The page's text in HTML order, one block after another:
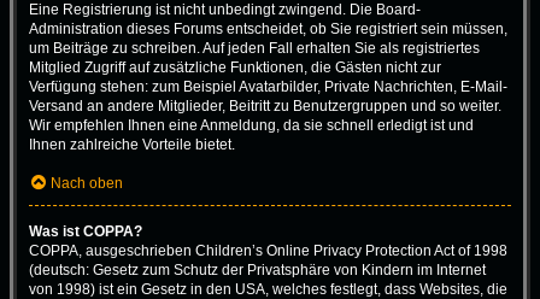
Eine Registrierung ist nicht unbedingt zwingend. Die Board-
Administration dieses Forums entscheidet, ob Sie registriert sein müssen,
um Beiträge zu schreiben. Auf jeden Fall erhalten Sie als registriertes
Mitglied Zugriff auf zusätzliche Funktionen, die Gästen nicht zur
Verfügung stehen: zum Beispiel Avatarbilder, Private Nachrichten, E-Mail-
Versand an andere Mitglieder, Beitritt zu Benutzergruppen und so weiter.
Wir empfehlen Ihnen eine Anmeldung, da sie schnell erledigt ist und
Ihnen zahlreiche Vorteile bietet.
Nach oben
Was ist COPPA?
COPPA, ausgeschrieben Children’s Online Privacy Protection Act of 1998
(deutsch: Gesetz zum Schutz der Privatsphäre von Kindern im Internet
von 1998) ist ein Gesetz in den USA, welches festlegt, dass Websites, die